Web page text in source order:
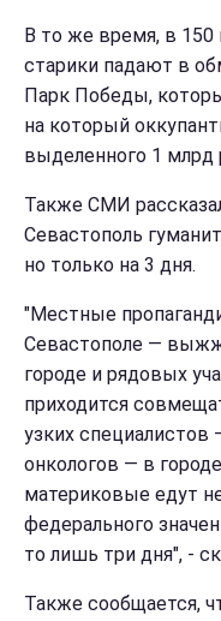
В то же время, в 150
старики падают в
Парк Победы,
на который
выделенного 1 млрд
Также СМИ
Севастополь
но только на 3 дня.
"Местные
Севастополе —
городе и рядовых
приходится
узких специалистов
онкологов — в
материковые едут
федерального
то лишь три дня", -
Также сообщается,